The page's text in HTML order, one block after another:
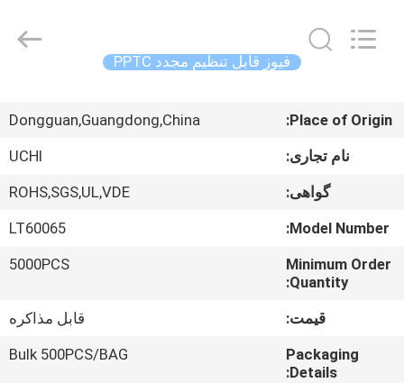
اصلی
محصولات
نمایش
واقعیت
درباره
Electronics
Co.,Ltd.
فیوز قابل تنظیم مجدد PPTC
Place of Origin:
Dongguan,Guangdong,China
نام تجاری:
UCHI
گواهی:
ROHS,SGS,UL,VDE
Model Number:
LT60065
Minimum Order
Quantity:
5000PCS
قیمت:
قابل مذاکره
Packaging
Details:
Bulk 500PCS/BAG